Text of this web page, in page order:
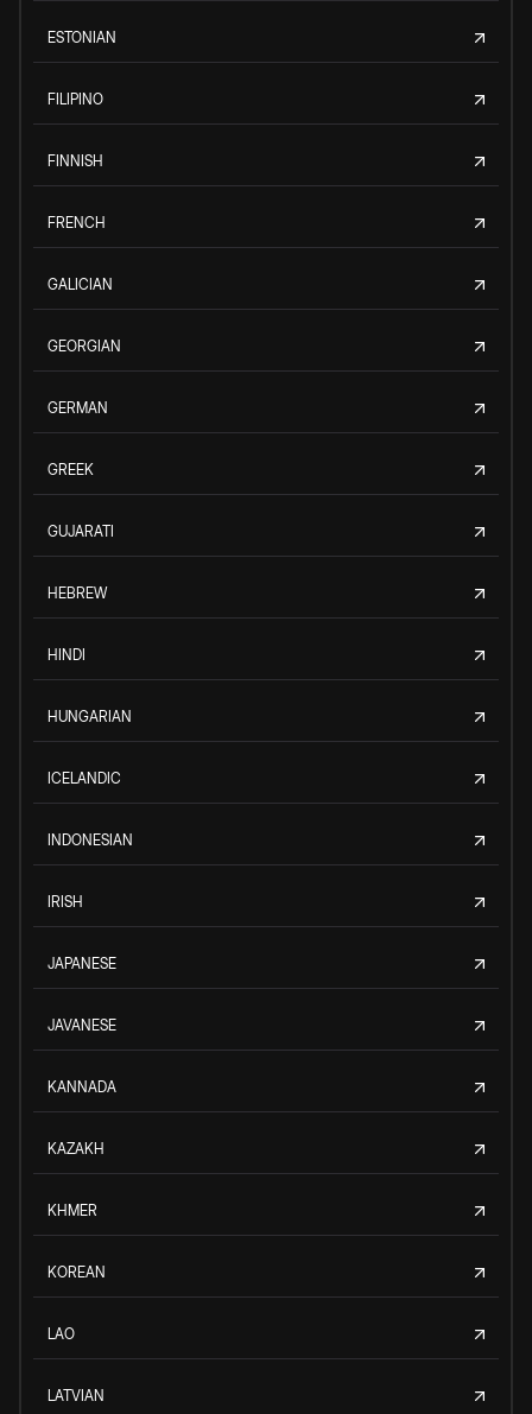
ESTONIAN
FILIPINO
FINNISH
FRENCH
GALICIAN
GEORGIAN
GERMAN
GREEK
GUJARATI
HEBREW
HINDI
HUNGARIAN
ICELANDIC
INDONESIAN
IRISH
JAPANESE
JAVANESE
KANNADA
KAZAKH
KHMER
KOREAN
LAO
LATVIAN